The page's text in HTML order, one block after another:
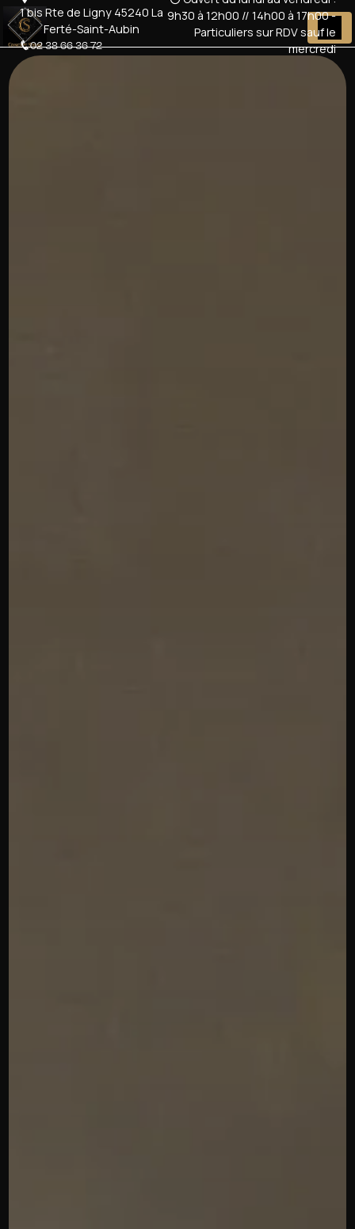
1 bis Rte de Ligny 45240 La
Ferté-Saint-Aubin
02 38 66 36 72
9h30 à 12h00 // 14h00 à 17h00 -
Particuliers sur RDV sauf le
mercredi
Panneau de gestion des cookies